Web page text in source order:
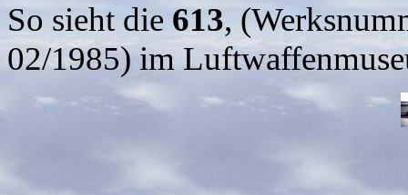
So sieht die 613,
02/1985) im